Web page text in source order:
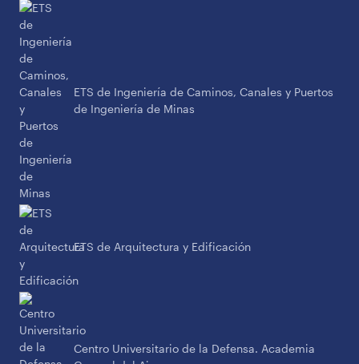
ETS de Ingeniería de Caminos, Canales y Puertos
de Ingeniería de Minas
ETS de Arquitectura y Edificación
Centro Universitario de la Defensa. Academia